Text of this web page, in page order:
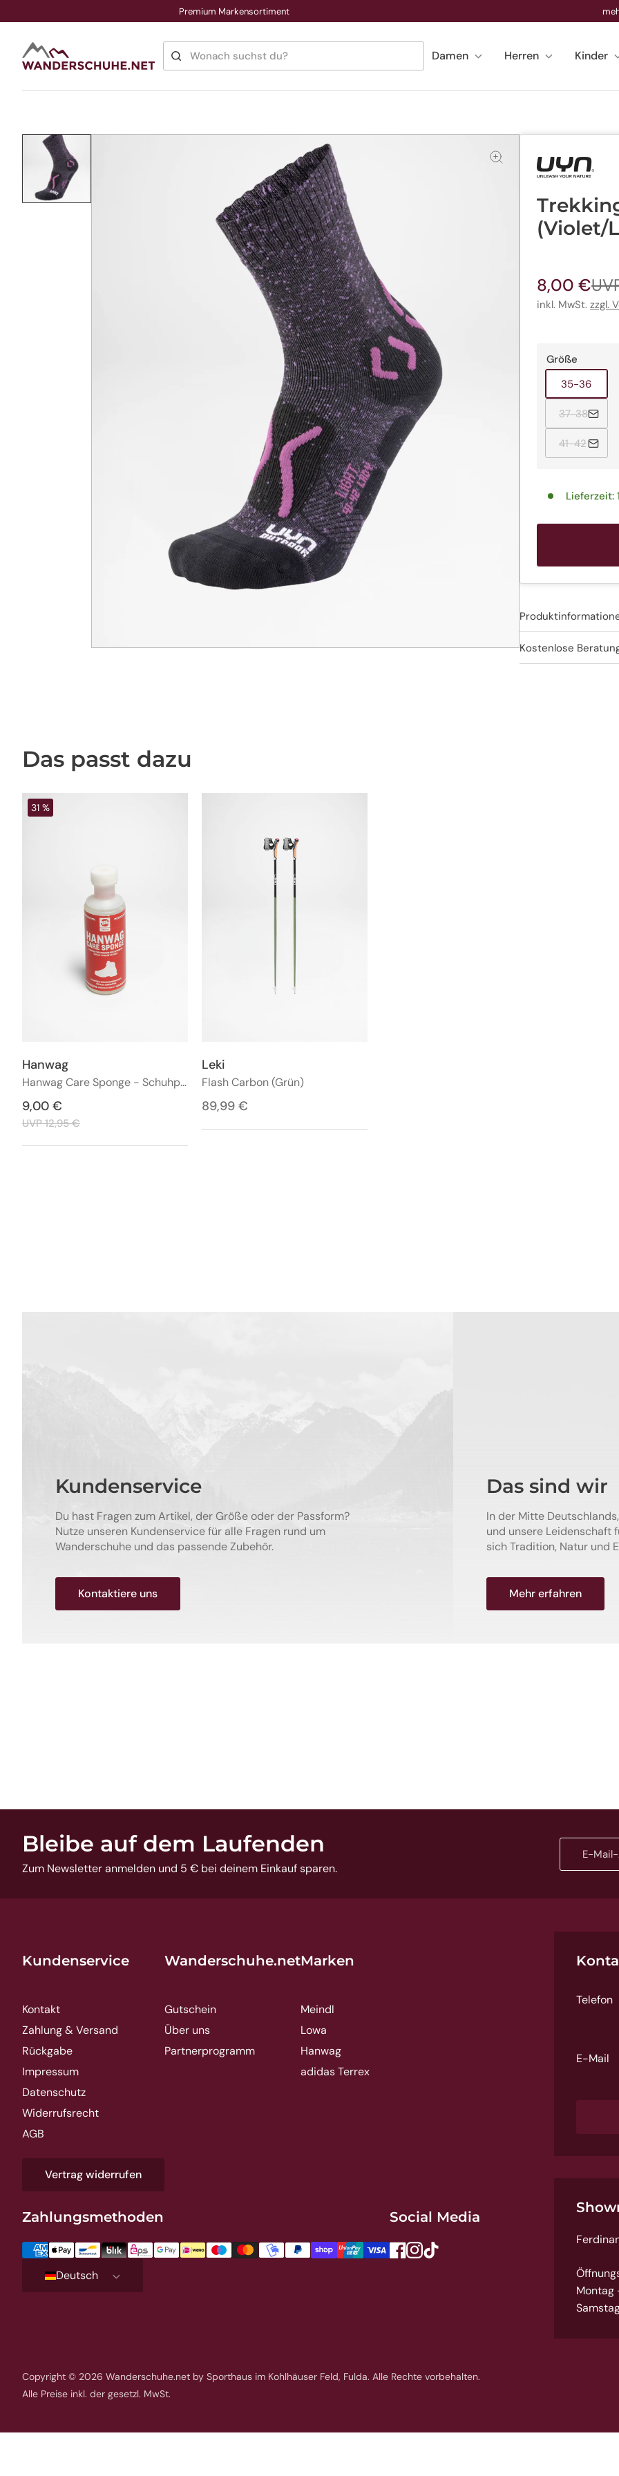
zum
Premium Markensortiment
Wonach suchst du? Damen Herren Kinder
(Violet/
8,00 €
Regulärer
Preis
inkl. MwSt. zzgl.
Größe
35-36
37-38
41-42
Lieferzeit:
Kostenlose
Das passt dazu
Anbieter:
Hanwag
Hanwag Care Sponge - Schuhpflege
Verkaufspreis
9,00 €
Regulärer
Preis
UVP 12,95 €
31 %
Anbieter:
Leki
Flash Carbon (Grün)
Regulärer
89,99 €
Kundenservice
Du hast Fragen zum Artikel, der Größe oder der Passform?
Nutze unseren Kundenservice für alle Fragen rund um
Wanderschuhe und das passende Zubehör.
Kontaktiere uns
Das sind wir
In der Mitte
und unsere Leidenschaft
sich Tradition, Natur und
Mehr erfahren
Bleibe auf dem Laufenden
Zum Newsletter anmelden und 5 € bei deinem Einkauf sparen.
Kundenservice
Kontakt
Zahlung & Versand
Rückgabe
Impressum
Datenschutz
Widerrufsrecht
AGB
Vertrag widerrufen
Wanderschuhe.net
Gutschein
Über uns
Partnerprogramm
Marken
Meindl
Lowa
Hanwag
adidas Terrex
Zahlungsmethoden Social Media
Deutsch
Telefon
E-Mail
Montag
Copyright © 2026 Wanderschuhe.net by Sporthaus im Kohlhäuser Feld, Fulda. Alle Rechte vorbehalten.
Alle Preise inkl. der gesetzl. MwSt.